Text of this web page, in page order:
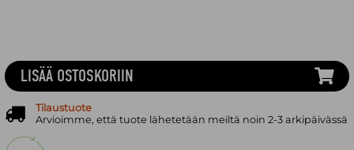
LISÄÄ OSTOSKORIIN
Tilaustuote
Arvioimme, että tuote lähetetään meiltä noin 2-3 arkipäivässä